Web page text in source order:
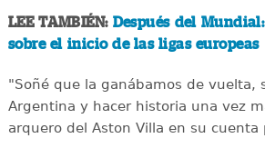
LEE TAMBIÉN: Después del
sobre el inicio de las ligas europeas
"Soñé que la ganábamos de vuelta,
Argentina y hacer historia una vez
arquero del Aston Villa en su cuenta